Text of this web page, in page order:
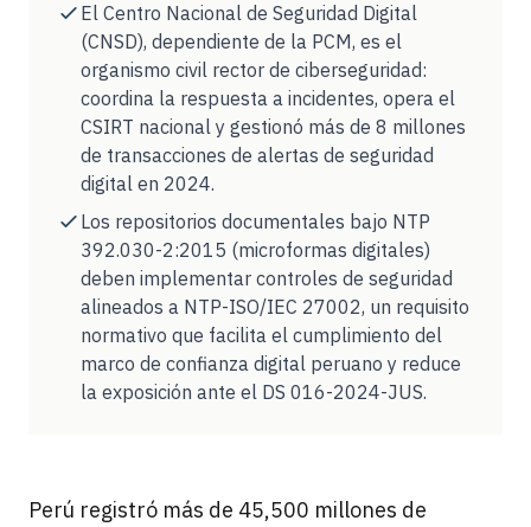
El Centro Nacional de Seguridad Digital
(CNSD), dependiente de la PCM, es el
organismo civil rector de ciberseguridad:
coordina la respuesta a incidentes, opera el
CSIRT nacional y gestionó más de 8 millones
de transacciones de alertas de seguridad
digital en 2024.
Los repositorios documentales bajo NTP
392.030-2:2015 (microformas digitales)
deben implementar controles de seguridad
alineados a NTP-ISO/IEC 27002, un requisito
normativo que facilita el cumplimiento del
marco de confianza digital peruano y reduce
la exposición ante el DS 016-2024-JUS.
Perú registró más de 45,500 millones de